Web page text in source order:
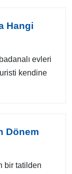
Hangi
evleri
kendine
Dönem
bir tatilden